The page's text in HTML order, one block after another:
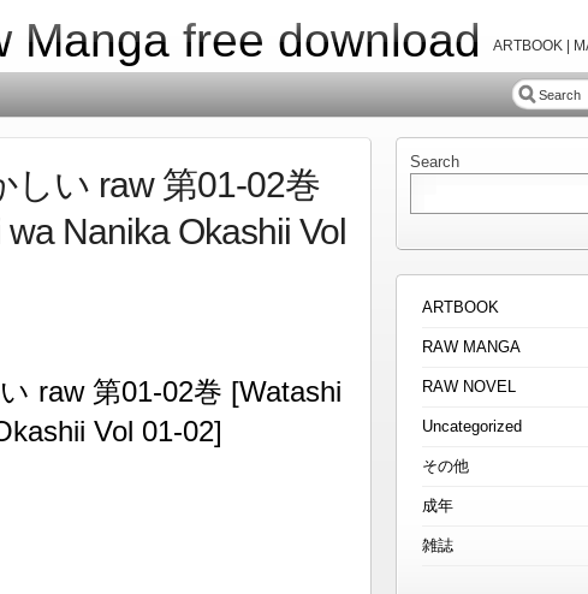
Manga free download ARTBOOK |
い raw 第01-02巻
Nanika Okashii Vol
raw 第01-02巻 [Watashi
Vol 01-02]
Search
ARTBOOK
RAW MANGA
RAW NOVEL
Uncategorized
その他
成年
雑誌